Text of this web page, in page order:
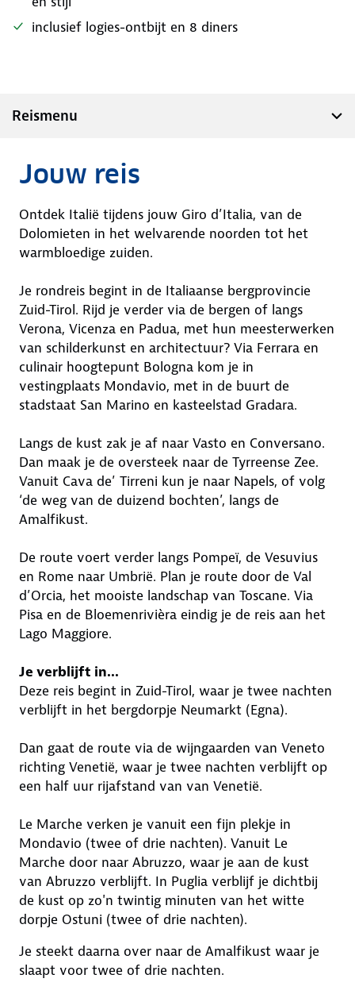
inclusief logies-ontbijt en 8 diners
Reismenu
Jouw reis
Ontdek Italië tijdens jouw Giro d’Italia, van de
Dolomieten in het welvarende noorden tot het
warmbloedige zuiden.
Je rondreis begint in de Italiaanse bergprovincie
Zuid-Tirol. Rijd je verder via de bergen of langs
Verona, Vicenza en Padua, met hun meesterwerken
van schilderkunst en architectuur? Via Ferrara en
culinair hoogtepunt Bologna kom je in
vestingplaats Mondavio, met in de buurt de
stadstaat San Marino en kasteelstad Gradara.
Langs de kust zak je af naar Vasto en Conversano.
Dan maak je de oversteek naar de Tyrreense Zee.
Vanuit Cava de’ Tirreni kun je naar Napels, of volg
‘de weg van de duizend bochten’, langs de
Amalfikust.
De route voert verder langs Pompeï, de Vesuvius
en Rome naar Umbrië. Plan je route door de Val
d’Orcia, het mooiste landschap van Toscane. Via
Pisa en de Bloemenrivièra eindig je de reis aan het
Lago Maggiore.
Je verblijft in...
Deze reis begint in Zuid-Tirol, waar je twee nachten
verblijft in het bergdorpje Neumarkt (Egna).
Dan gaat de route via de wijngaarden van Veneto
richting Venetië, waar je twee nachten verblijft op
een half uur rijafstand van van Venetië.
Le Marche verken je vanuit een fijn plekje in
Mondavio (twee of drie nachten). Vanuit Le
Marche door naar Abruzzo, waar je aan de kust
van Abruzzo verblijft. In Puglia verblijf je dichtbij
de kust op zo'n twintig minuten van het witte
dorpje Ostuni (twee of drie nachten).
Je steekt daarna over naar de Amalfikust waar je
slaapt voor twee of drie nachten.